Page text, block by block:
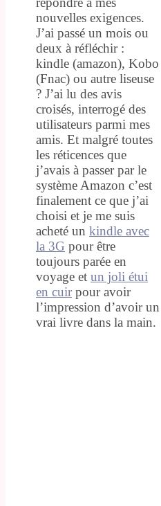
nouvelles exigences.
J’ai passé un mois ou
deux à réfléchir :
kindle (amazon), Kobo
(Fnac) ou autre liseuse
? J’ai lu des avis
croisés, interrogé des
utilisateurs parmi mes
amis. Et malgré toutes
les réticences que
j’avais à passer par le
système Amazon c’est
finalement ce que j’ai
choisi et je me suis
acheté un kindle avec
la 3G pour être
toujours parée en
voyage et un joli étui
en cuir pour avoir
l’impression d’avoir un
vrai livre dans la main.